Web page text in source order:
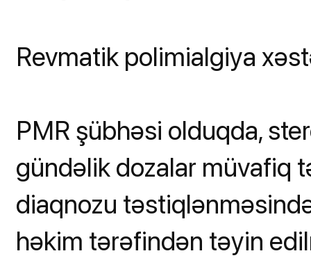
Revmatik polimialgiya
PMR şübhəsi olduqda,
gündəlik dozalar müvafiq
diaqnozu
həkim tərəfindən təyin